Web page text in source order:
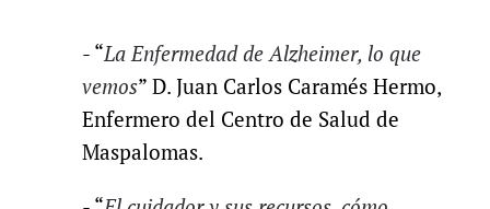
- “La Enfermedad de Alzheimer, lo que
vemos” D. Juan Carlos Caramés Hermo,
Enfermero del Centro de Salud de
Maspalomas.